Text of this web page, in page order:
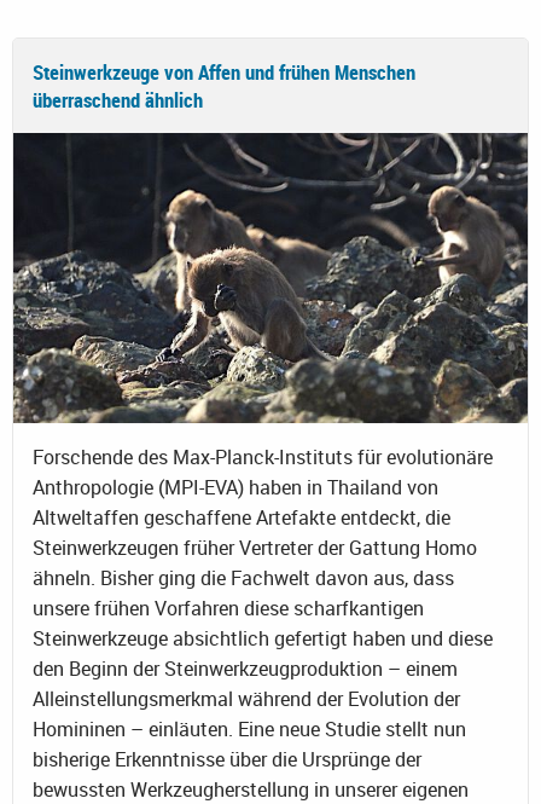
Steinwerkzeuge von Affen und frühen Menschen
überraschend ähnlich
Forschende des Max-Planck-Instituts für evolutionäre
Anthropologie (MPI-EVA) haben in Thailand von
Altweltaffen geschaffene Artefakte entdeckt, die
Steinwerkzeugen früher Vertreter der Gattung Homo
ähneln. Bisher ging die Fachwelt davon aus, dass
unsere frühen Vorfahren diese scharfkantigen
Steinwerkzeuge absichtlich gefertigt haben und diese
den Beginn der Steinwerkzeugproduktion – einem
Alleinstellungsmerkmal während der Evolution der
Homininen – einläuten. Eine neue Studie stellt nun
bisherige Erkenntnisse über die Ursprünge der
bewussten Werkzeugherstellung in unserer eigenen